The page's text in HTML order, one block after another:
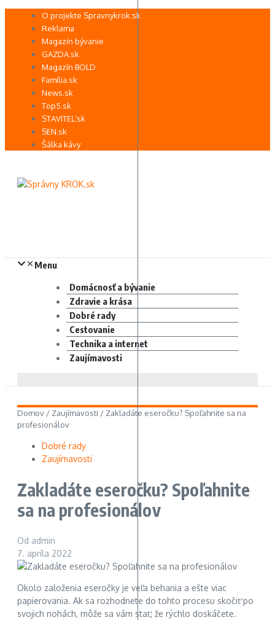
Preskočiť O projekte Spravnykrok.sk
Reklama
Magazín bývanie
GAZDA.sk
Magazín BOLD
Família.sk
News.sk
Top5.sk
STAVITEĽ.sk
SEN.sk
Šálka kávy
Menu
Domácnosť a bývanie
Zdravie a krása
Dobré rady
Cestovanie
Technika a internet
Zaujímavosti
Domov / Zaujímavosti / Zakladáte eseročku? Spoľahnite sa na
profesionálov
Dobré rady
Zaujímavosti
Zakladáte eseročku? Spoľahnite
sa na profesionálov
Od admin
7. apríla 2022
Okolo založenia eseročky je veľa behania a ešte viac
papierovania. Ak sa rozhodnete do tohto procesu skočiť po
svojich nohách, môže sa vám stať, že rýchlo doskáčete.